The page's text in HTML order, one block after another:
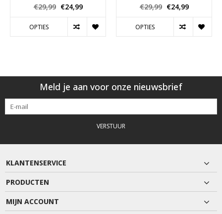
€29,99 €24,99
OPTIES
€29,99 €24,99
OPTIES
Meld je aan voor onze nieuwsbrief
VERSTUUR
KLANTENSERVICE
PRODUCTEN
MIJN ACCOUNT